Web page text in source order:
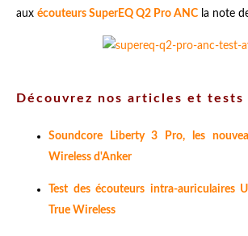
aux écouteurs SuperEQ Q2 Pro ANC la note
Découvrez nos articles et tests
Soundcore Liberty 3 Pro, les
Wireless d'Anker
Test des écouteurs intra-auriculaires
True Wireless